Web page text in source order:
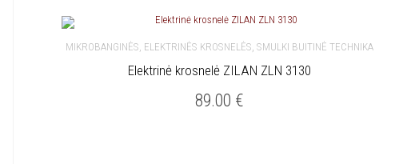
MIKROBANGINĖS, ELEKTRINĖS KROSNELĖS, SMULKI BUITINĖ TECHNIKA
Elektrinė krosnelė ZILAN ZLN 3130
89.00 €